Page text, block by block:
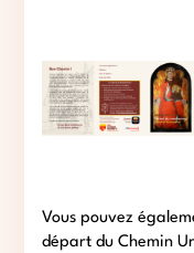
Vous pouvez
départ du Chemin